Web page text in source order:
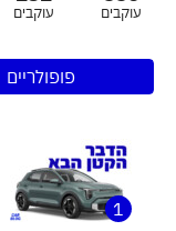
עוקבים עוקבים
פופולריים
1